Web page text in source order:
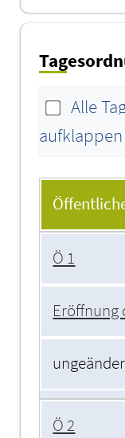
Alle
aufklappen
Ö 1
Eröffnung
Ö 2